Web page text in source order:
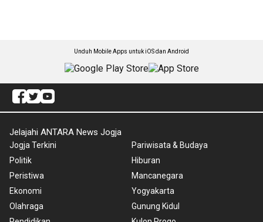
Unduh Mobile Apps untuk iOS dan Android
Jelajahi ANTARA News Jogja
Jogja Terkini
Politik
Peristiwa
Ekonomi
Olahraga
Pariwisata & Budaya
Hiburan
Mancanegara
Yogyakarta
Gunung Kidul